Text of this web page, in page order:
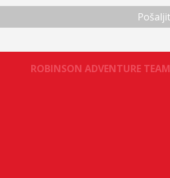
ROBINSON ADVENTURE TEAM